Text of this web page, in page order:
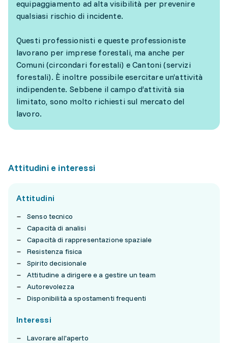
equipaggiamento ad alta visibilità per prevenire
qualsiasi rischio di incidente.
Questi professionisti e queste professioniste
lavorano per imprese forestali, ma anche per
Comuni (circondari forestali) e Cantoni (servizi
forestali). È inoltre possibile esercitare un’attività
indipendente. Sebbene il campo d’attività sia
limitato, sono molto richiesti sul mercato del
lavoro.
Attitudini e interessi
Attitudini
Senso tecnico
Capacità di analisi
Capacità di rappresentazione spaziale
Resistenza fisica
Spirito decisionale
Attitudine a dirigere e a gestire un team
Autorevolezza
Disponibilità a spostamenti frequenti
Interessi
Lavorare all'aperto